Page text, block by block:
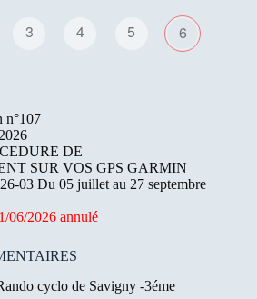
3 4 5 6
n°107
DE
SUR VOS GPS GARMIN
03 Du 05 juillet au 27 septembre
06/2026 annulé
cyclo de Savigny -3éme